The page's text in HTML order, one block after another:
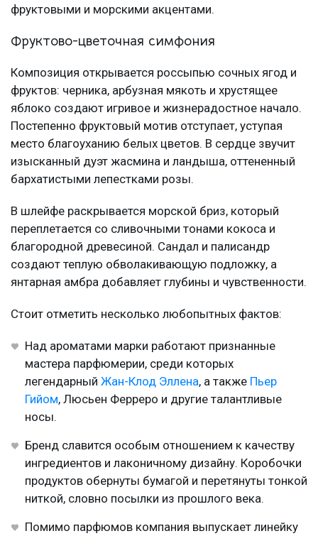
фруктовыми и морскими акцентами.
Фруктово-цветочная симфония
Композиция открывается россыпью сочных ягод и
фруктов: черника, арбузная мякоть и хрустящее
яблоко создают игривое и жизнерадостное начало.
Постепенно фруктовый мотив отступает, уступая
место благоуханию белых цветов. В сердце звучит
изысканный дуэт жасмина и ландыша, оттененный
бархатистыми лепестками розы.
В шлейфе раскрывается морской бриз, который
переплетается со сливочными тонами кокоса и
благородной древесиной. Сандал и палисандр
создают теплую обволакивающую подложку, а
янтарная амбра добавляет глубины и чувственности.
Стоит отметить несколько любопытных фактов:
Над ароматами марки работают признанные
мастера парфюмерии, среди которых
легендарный Жан-Клод Эллена, а также Пьер
Гийом, Люсьен Ферреро и другие талантливые
носы.
Бренд славится особым отношением к качеству
ингредиентов и лаконичному дизайну. Коробочки
продуктов обернуты бумагой и перетянуты тонкой
ниткой, словно посылки из прошлого века.
Помимо парфюмов компания выпускает линейку